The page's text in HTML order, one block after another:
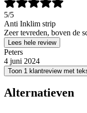
5/5
Anti Inklim strip
Zeer tevreden, boven de
Lees hele review
Peters
4 juni 2024
Toon 1 klantreview met
Alternatieven